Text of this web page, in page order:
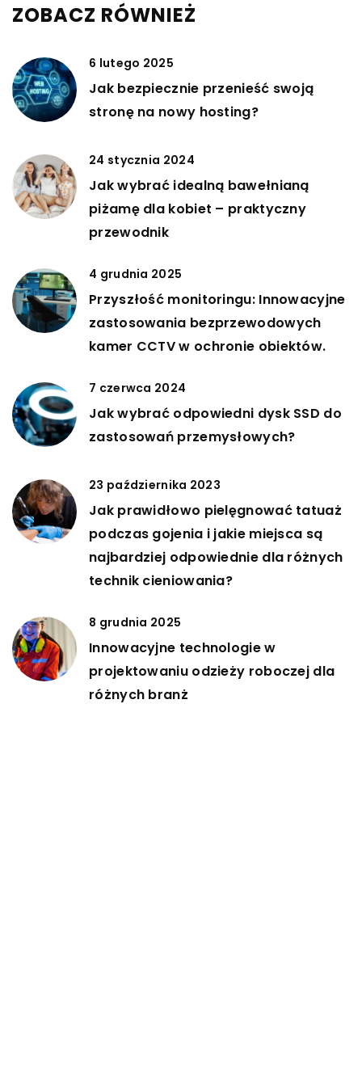
ZOBACZ RÓWNIEŻ
6 lutego 2025
Jak bezpiecznie przenieść swoją
stronę na nowy hosting?
24 stycznia 2024
Jak wybrać idealną bawełnianą
piżamę dla kobiet – praktyczny
przewodnik
4 grudnia 2025
Przyszłość monitoringu: Innowacyjne
zastosowania bezprzewodowych
kamer CCTV w ochronie obiektów.
7 czerwca 2024
Jak wybrać odpowiedni dysk SSD do
zastosowań przemysłowych?
23 października 2023
Jak prawidłowo pielęgnować tatuaż
podczas gojenia i jakie miejsca są
najbardziej odpowiednie dla różnych
technik cieniowania?
8 grudnia 2025
Innowacyjne technologie w
projektowaniu odzieży roboczej dla
różnych branż